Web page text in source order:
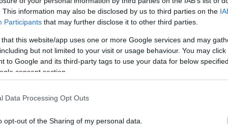
This information may also be disclosed by us to third parties on the
Participants that may further disclose it to other third parties.
that this website/app uses one or more Google services and may
but not limited to your visit or usage behaviour. You may
to Google and its third-party tags to use your data for below
consent section.
Data Processing Opt Outs
opt-out of the Sharing of my personal data.
harmatpont. (Figyelem! A képlet kizárólag nagy területű, viszonylag homogén
viszonyok között, alföldi területeken és kizárólag napközben alkalmazható,
hatások alakítják az időjárást!) Csapadék nem hullik belőlük.